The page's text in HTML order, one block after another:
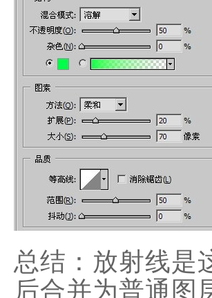
总结：放射线是
后合并为普通图